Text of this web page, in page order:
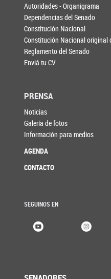
Autoridades - Organigrama
Dependencias del Senado
Constitución Nacional
Constitución Nacional original
Reglamento del Senado
Enviá tu CV
PRENSA
Noticias
Galería de fotos
Información para medios
AGENDA
CONTACTO
SEGUINOS EN